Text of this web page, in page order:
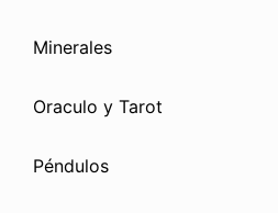
Minerales
Oraculo y Tarot
Péndulos